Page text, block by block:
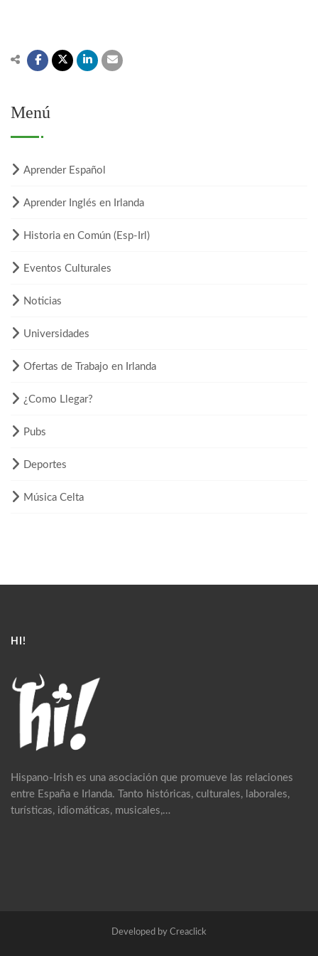
Menú
Aprender Español
Aprender Inglés en Irlanda
Historia en Común (Esp-Irl)
Eventos Culturales
Noticias
Universidades
Ofertas de Trabajo en Irlanda
¿Como Llegar?
Pubs
Deportes
Música Celta
HI!
Hispano-Irish es una asociación que promueve las relaciones
entre España e Irlanda. Tanto históricas, culturales, laborales,
turísticas, idiomáticas, musicales,…
Developed by Creaclick